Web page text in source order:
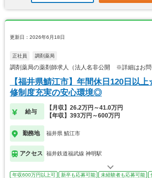
更新日：2026年6月18日
正社員 調剤薬局
調剤薬局の薬剤師求人（法人名非公開 ※詳細はお問
【福井県鯖江市】年間休日120日以
修制度充実の安心環境◎
給与
【月収】26.2万円～41.0万円
【年収】393万円～600万円
勤務地 福井県 鯖江市
アクセス 福井鉄道福武線 神明駅
年収600万円以上可 新卒も応募可能 未経験者も応募可能